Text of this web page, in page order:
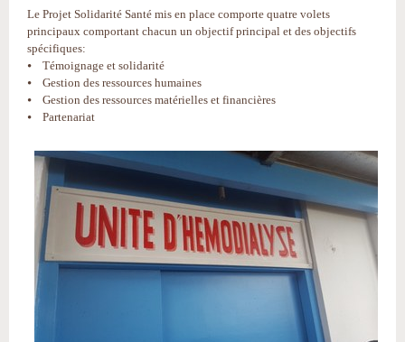
Le Projet Solidarité Santé mis en place comporte quatre volets
principaux comportant chacun un objectif principal et des objectifs
spécifiques:
⦁ Témoignage et solidarité
⦁ Gestion des ressources humaines
⦁ Gestion des ressources matérielles et financières
⦁ Partenariat